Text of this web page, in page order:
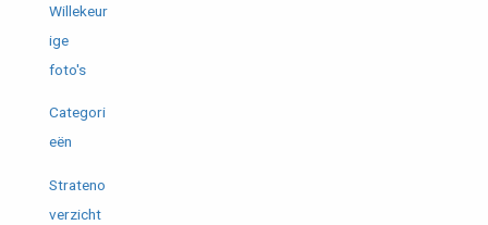
Willekeur
ige
foto's
Categori
eën
Strateno
verzicht